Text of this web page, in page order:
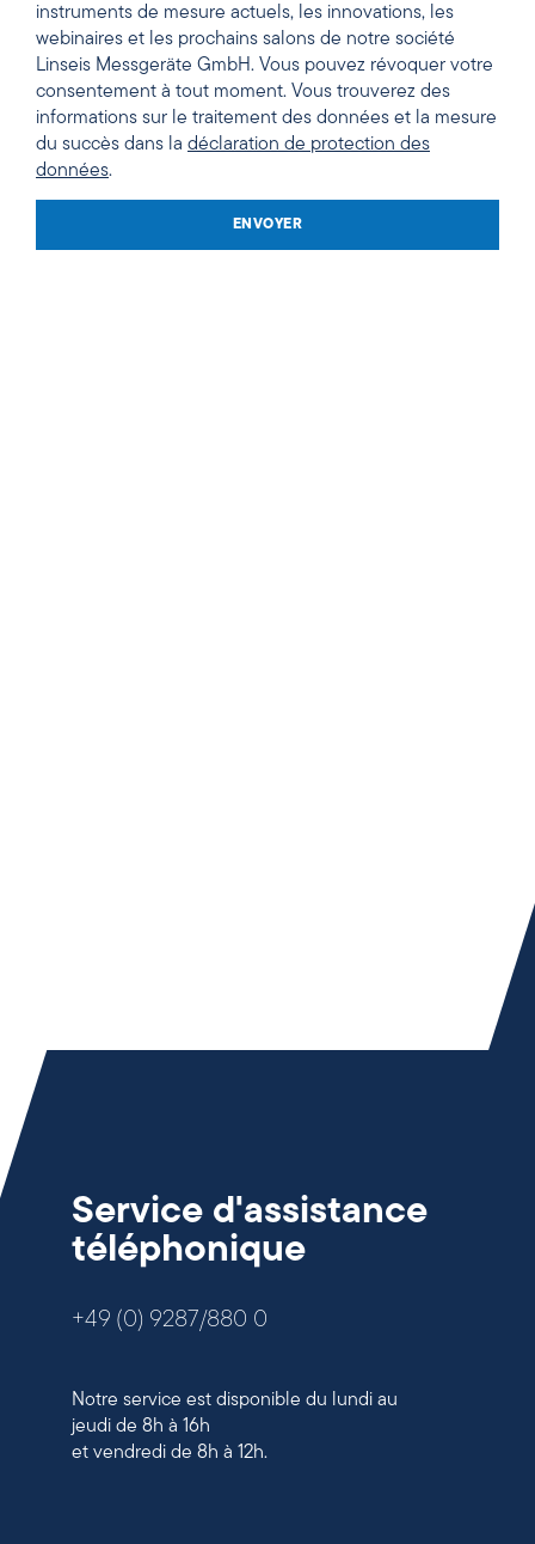
instruments de mesure actuels, les innovations, les
webinaires et les prochains salons de notre société
Linseis Messgeräte GmbH. Vous pouvez révoquer votre
consentement à tout moment. Vous trouverez des
informations sur le traitement des données et la mesure
du succès dans la déclaration de protection des
données.
ENVOYER
Service d'assistance
téléphonique
+49 (0) 9287/880 0
Notre service est disponible du lundi au
jeudi de 8h à 16h
et vendredi de 8h à 12h.